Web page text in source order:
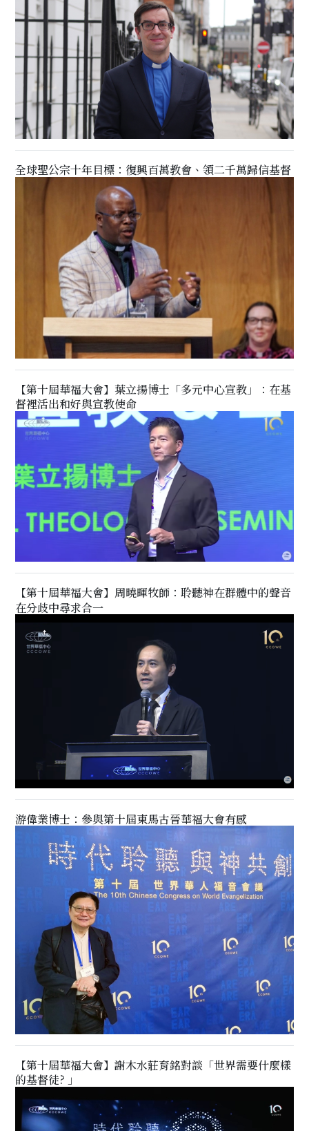
全球聖公宗十年目標：復興百萬教會、領二千萬歸信基督
【第十屆華福大會】葉立揚博士「多元中心宣教」：在基
督裡活出和好與宣教使命
【第十屆華福大會】周曉暉牧師：聆聽神在群體中的聲音
在分歧中尋求合一
游偉業博士：參與第十屆東馬古晉華福大會有感
【第十屆華福大會】謝木水莊育銘對談「世界需要什麼樣
的基督徒? 」